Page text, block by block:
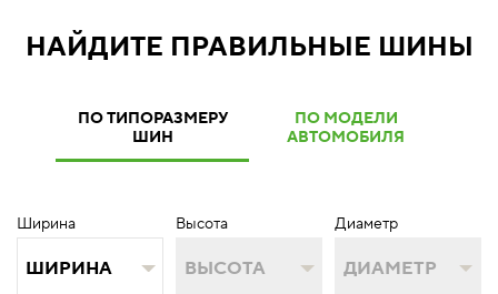
НАЙДИТЕ ПРАВИЛЬНЫЕ ШИНЫ
ПО ТИПОРАЗМЕРУ
ШИН
ПО МОДЕЛИ
АВТОМОБИЛЯ
Ширина
ШИРИНА
Высота
ВЫСОТА
Диаметр
ДИАМЕТР